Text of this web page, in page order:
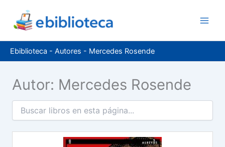
contenido
Ebiblioteca - Autores - Mercedes Rosende
Autor: Mercedes Rosende